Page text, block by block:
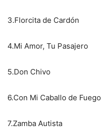
3.Florcita de Cardón
4.Mi Amor, Tu Pasajero
5.Don Chivo
6.Con Mi Caballo de Fuego
7.Zamba Autista